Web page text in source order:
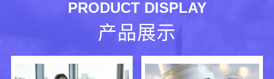
PRODUCT DISPLAY
产品展示